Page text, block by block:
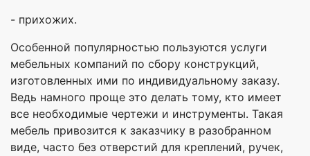
- прихожих.
Особенной популярностью пользуются услуги
мебельных компаний по сбору конструкций,
изготовленных ими по индивидуальному заказу.
Ведь намного проще это делать тому, кто имеет
все необходимые чертежи и инструменты. Такая
мебель привозится к заказчику в разобранном
виде, часто без отверстий для креплений, ручек,